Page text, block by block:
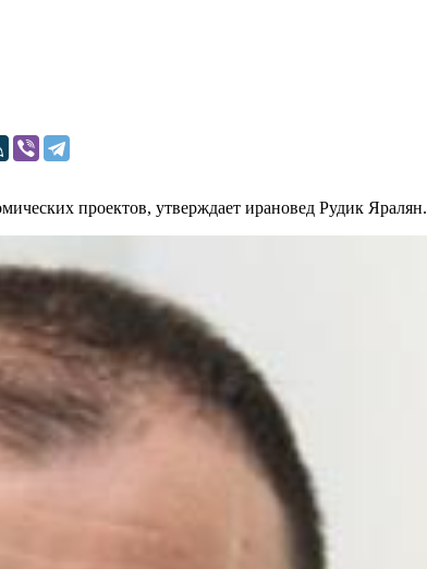
проектов, утверждает ирановед Рудик Яралян.